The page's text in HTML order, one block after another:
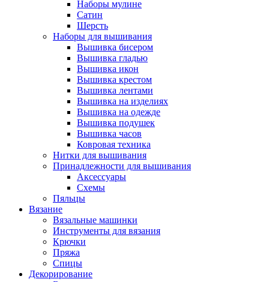
Наборы мулине
Сатин
Шерсть
Наборы для вышивания
Вышивка бисером
Вышивка гладью
Вышивка икон
Вышивка крестом
Вышивка лентами
Вышивка на изделиях
Вышивка на одежде
Вышивка подушек
Вышивка часов
Ковровая техника
Нитки для вышивания
Принадлежности для вышивания
Аксессуары
Схемы
Пяльцы
Вязание
Вязальные машинки
Инструменты для вязания
Крючки
Пряжа
Спицы
Декорирование